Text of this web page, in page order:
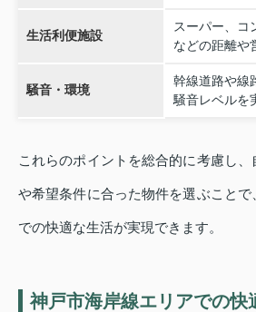
生活利便施設
スーパー、コ
などの距離や
騒音・環境
幹線道路や線
騒音レベルを
これらのポイントを総合的に考慮し
や希望条件に合った物件を選ぶこと
での快適な生活が実現できます。
神戸市海岸線エリアでの快